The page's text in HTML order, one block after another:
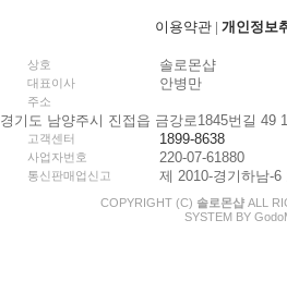
이용약관| 개인정보
상호 솔로몬샵
대표이사 안병만
주소
경기도 남양주시 진접읍 금강로1845번길 49
고객센터 1899-8638
사업자번호 220-07-61880
통신판매업신고 제 2010-경기하남-6
COPYRIGHT (C) 솔로몬샵 ALL
SYSTEM BY Godo